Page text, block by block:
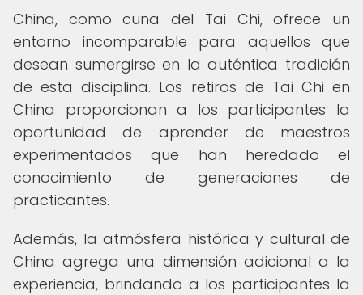
China, como cuna del Tai Chi, ofrece un
entorno incomparable para aquellos que
desean sumergirse en la auténtica tradición
de esta disciplina. Los retiros de Tai Chi en
China proporcionan a los participantes la
oportunidad de aprender de maestros
experimentados que han heredado el
conocimiento de generaciones de
practicantes.
Además, la atmósfera histórica y cultural de
China agrega una dimensión adicional a la
experiencia, brindando a los participantes la